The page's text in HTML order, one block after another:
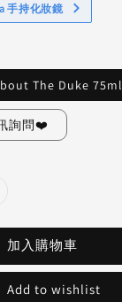
手持化妝鏡
The Duke 75ml
詢問❤️
加入購物車
Add to wishlist